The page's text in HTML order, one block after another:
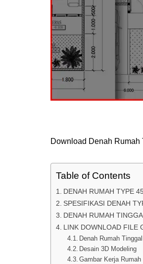
Download Denah Rumah
Table of Contents
DENAH RUMAH TYPE
SPESIFIKASI DENAH
DENAH RUMAH
LINK DOWNLOAD FILE
Denah Rumah Tinggal
Desain 3D Modeling
Gambar Kerja Rumah